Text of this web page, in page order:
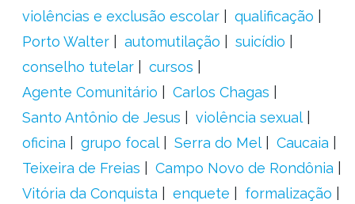
violências e exclusão escolar
qualificação
Porto Walter
automutilação
suicídio
conselho tutelar
cursos
Agente Comunitário
Carlos Chagas
Santo Antônio de Jesus
violência sexual
oficina
grupo focal Serra do Mel
Caucaia
Teixeira de Freias
Campo Novo de Rondônia
Vitória da Conquista
enquete
formalização